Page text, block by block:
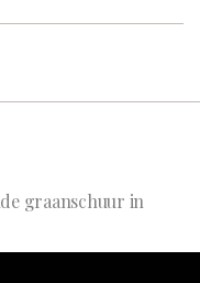
graanschuur in